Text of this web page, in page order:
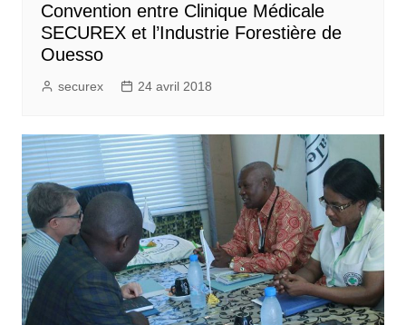
Convention entre Clinique Médicale
SECUREX et l’Industrie Forestière de
Ouesso
securex 24 avril 2018